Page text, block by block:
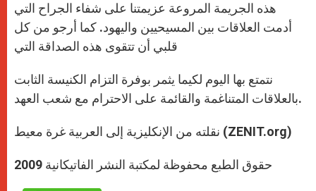
هذه الجريمة المروعة عزيمتنا على شفاء الجراح التي
أدمت العلاقات بين المسيحيين واليهود. كما أرجو من كل
قلبي أن تتقوى هذه الصداقة التي
نتمتع بها اليوم لكيما يثمر بوفرة التزام الكنيسة الثابت
بالعلاقات المتناغمة والقائمة على الاحترام مع شعب العهد.
نقلته من الإنكليزية إلى العربية غرة معيط (ZENIT.org)
حقوق الطبع محفوظة لمكتبة النشر الفاتيكانية 2009